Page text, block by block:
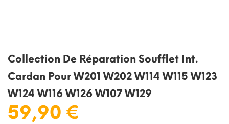
Collection De Réparation Soufflet Int.
Cardan Pour W201 W202 W114 W115 W123
W124 W116 W126 W107 W129
59,90 €